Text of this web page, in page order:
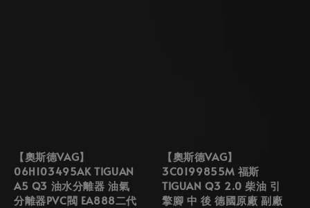
【奧斯德VAG】
06H103495AK TIGUAN
A5 Q3 油水分離器 油氣
分離器PVC閥 EA888二代
【奧斯德VAG】
3C0199855M 福斯
TIGUAN Q3 2.0 柴油 引
擎腳 中 後 德國原廠 副廠